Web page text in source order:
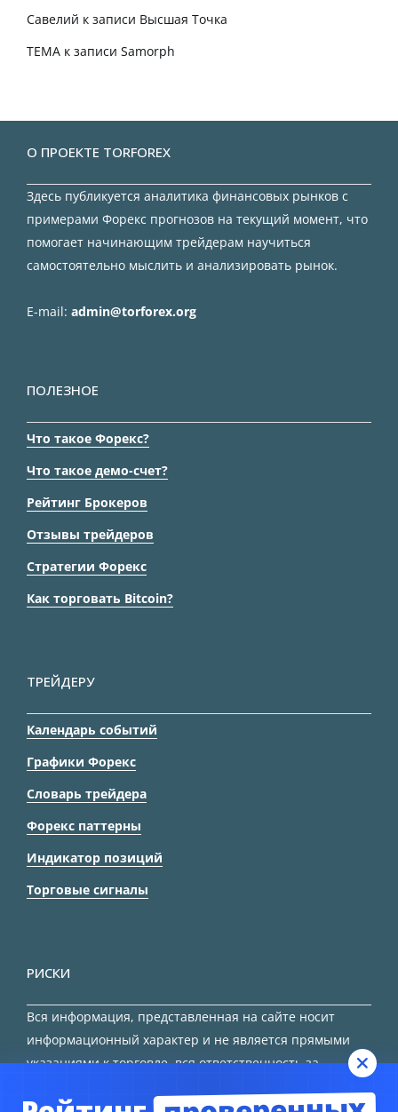
Савелий к записи Высшая Точка
TEMA к записи Samorph
О ПРОЕКТЕ TORFOREX
Здесь публикуется аналитика финансовых рынков с
примерами Форекс прогнозов на текущий момент, что
помогает начинающим трейдерам научиться
самостоятельно мыслить и анализировать рынок.
E-mail: admin@torforex.org
ПОЛЕЗНОЕ
Что такое Форекс?
Что такое демо-счет?
Рейтинг Брокеров
Отзывы трейдеров
Стратегии Форекс
Как торговать Bitcoin?
ТРЕЙДЕРУ
Календарь событий
Графики Форекс
Словарь трейдера
Форекс паттерны
Индикатор позиций
Торговые сигналы
РИСКИ
Вся информация, представленная на сайте носит
информационный характер и не является прямыми
указаниями к торговле, вся ответственность за